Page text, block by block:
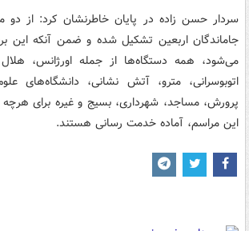
سردار حسن زاده در پایان خاطرنشان کرد: از
جاماندگان اربعین تشکیل شده و ضمن آنکه این
می‌شود، همه دستگاه‌ها از جمله اورژانس، هلال
اتوبوسرانی، مترو، آتش نشانی، دانشگاه‌های
پرورش، مساجد، شهرداری، بسیج و غیره برای هرچه
این مراسم، آماده خدمت رسانی هستند.